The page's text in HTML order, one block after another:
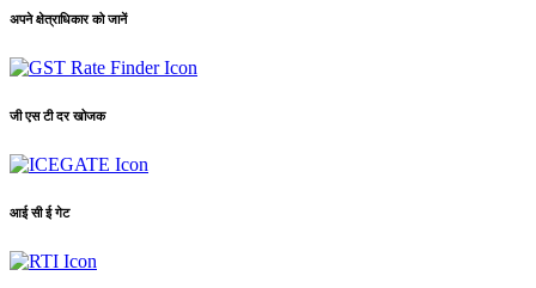
अपने क्षेत्राधिकार को जानें
जी एस टी दर खोजक
आई सी ई गेट